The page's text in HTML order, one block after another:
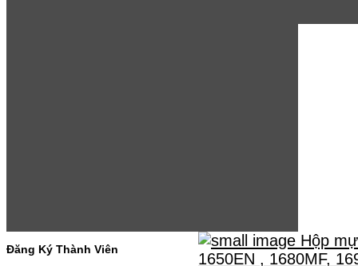
Đăng Ký Thành Viên